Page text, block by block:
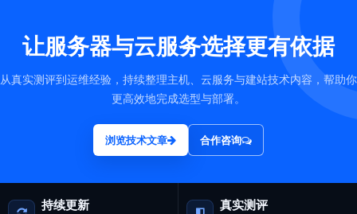
让服务器与云服务选择更有依据
从真实测评到运维经验，持续整理主机、云服务与建站技术内容，帮助你
更高效地完成选型与部署。
浏览技术文章 合作咨询
持续更新 真实测评